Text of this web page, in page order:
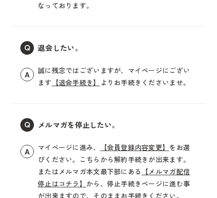
なっております。
Q 退会したい。
A
誠に残念ではございますが、マイページにござい
ます 【退会手続き】 よりお手続きくださいませ。
Q メルマガを停止したい。
A マイページに進み、 【会員登録内容変更】 をお選
びください。こちらから解約手続きが出来ます。
またはメルマガ本文最下部にある 【メルマガ配信
停止はコチラ】 から、停止手続きページに進む事
が出来ますので、そのままお手続きください。